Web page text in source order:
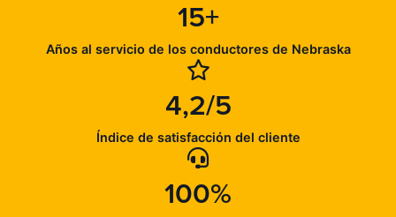
15+
Años al servicio de los conductores de Nebraska
4,2/5
Índice de satisfacción del cliente
100%